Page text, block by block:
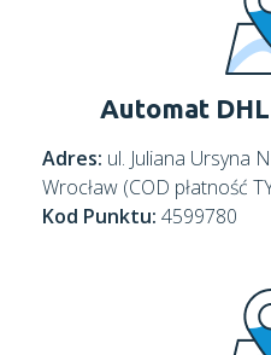
Automat
Adres: ul. Juliana Ursyna
Wrocław (COD płatność
Kod Punktu: 4599780